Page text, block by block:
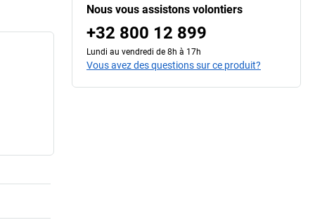
Nous vous assistons volontiers
+32 800 12 899
Lundi au vendredi de 8h à 17h
Vous avez des questions sur ce produit?